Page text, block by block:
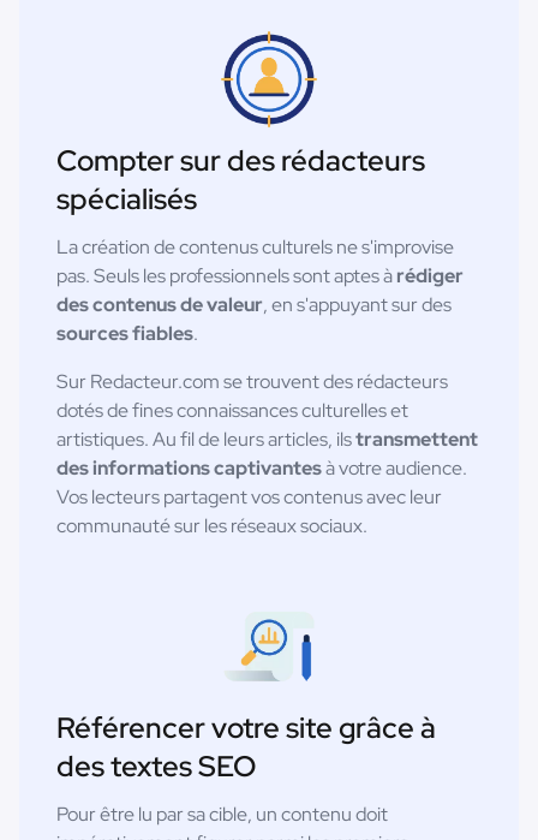
Compter sur des rédacteurs
spécialisés
La création de contenus culturels ne s'improvise
pas. Seuls les professionnels sont aptes àrédiger
des contenus de valeur, en s'appuyant sur des
sources fiables.
Sur Redacteur.com se trouvent des rédacteurs
dotés de fines connaissances culturelles et
artistiques. Au fil de leurs articles, ilstransmettent
des informations captivantesà votre audience.
Vos lecteurs partagent vos contenus avec leur
communauté sur les réseaux sociaux.
Référencer votre site grâce à
des textes SEO
Pour être lu par sa cible, un contenu doit